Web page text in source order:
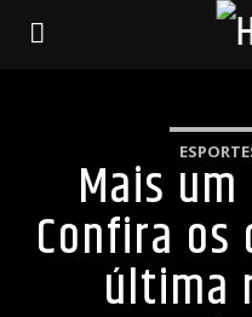
Mais
Confira os
última